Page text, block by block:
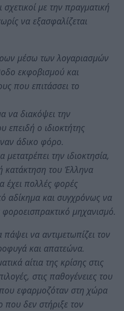
σχετικοί με την πραγματική
να εξασφαλίζεται
μέσω των λογαριασμών
εκφοβισμού και
που επιτάσσει το
να διακόψει την
επειδή ο ιδιοκτήτης
άδικο φόρο.
μετατρέπει την ιδιοκτησία,
κατάκτηση του Έλληνα
έχει πολλές φορές
αδίκημα και συγχρόνως να
φοροεισπρακτικό μηχανισμό.
να αντιμετωπίζει τον
και απατεώνα.
αίτια της κρίσης στις
στις παθογένειες του
εφαρμοζόταν στη χώρα
που δεν στήριξε τον